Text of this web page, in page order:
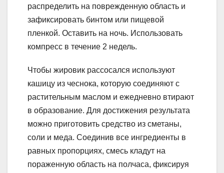
распределить на поврежденную область и
зафиксировать бинтом или пищевой
пленкой. Оставить на ночь. Использовать
компресс в течение 2 недель.
Чтобы жировик рассосался используют
кашицу из чеснока, которую соединяют с
растительным маслом и ежедневно втирают
в образование. Для достижения результата
можно приготовить средство из сметаны,
соли и меда. Соединив все ингредиенты в
равных пропорциях, смесь кладут на
пораженную область на полчаса, фиксируя